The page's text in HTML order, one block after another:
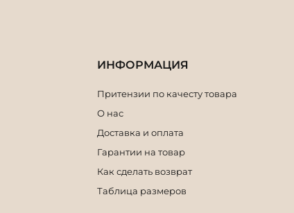
ИНФОРМАЦИЯ
Притензии по качесту товара
О нас
Доставка и оплата
Гарантии на товар
Как сделать возврат
Таблица размеров